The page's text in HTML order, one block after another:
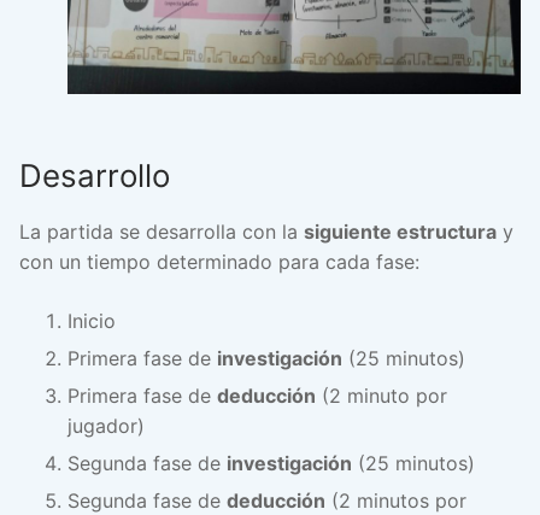
Desarrollo
La partida se desarrolla con la siguiente estructura y
con un tiempo determinado para cada fase:
Inicio
Primera fase de investigación (25 minutos)
Primera fase de deducción (2 minuto por
jugador)
Segunda fase de investigación (25 minutos)
Segunda fase de deducción (2 minutos por